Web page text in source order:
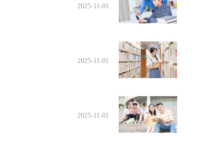
2025-11-01
2025-11-01
2025-11-01